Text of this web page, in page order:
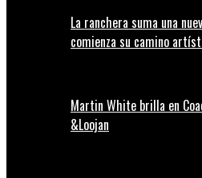
La ranchera suma una
comienza su camino
Martin White brilla en
&Loojan